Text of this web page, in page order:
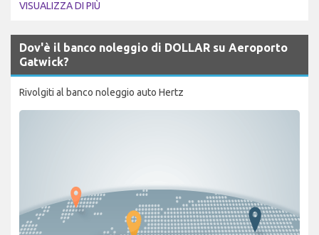
VISUALIZZA DI PIÙ
Dov'è il banco noleggio di DOLLAR su Aeroporto
Gatwick?
Rivolgiti al banco noleggio auto Hertz